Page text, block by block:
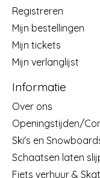
Registreren
Mijn bestellingen
Mijn tickets
Mijn verlanglijst
Informatie
Over ons
Openingstijden/
Ski's en
Schaatsen laten
Fiets verhuur &